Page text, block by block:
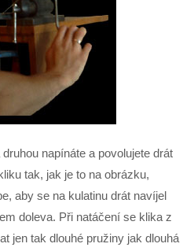
napínáte a povolujete drát
tak, jak je to na obrázku,
aby se na kulatinu drát navíjel
doleva. Při natáčení se klika z
jen tak dlouhé pružiny jak dlouhá